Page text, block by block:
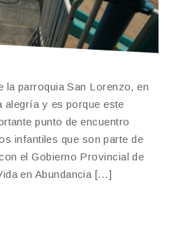
la parroquia San Lorenzo, en
y es porque este
punto de encuentro
infantiles que son parte de
el Gobierno Provincial de
en Abundancia […]